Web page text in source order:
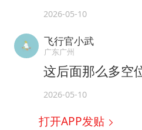
2026-05-10
飞行官小武
广东广州
这后面那么多空
2026-05-10
打开APP发贴